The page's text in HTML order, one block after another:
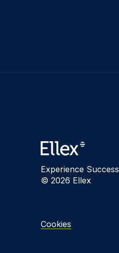
Experience Success
© 2026 Ellex
Cookies